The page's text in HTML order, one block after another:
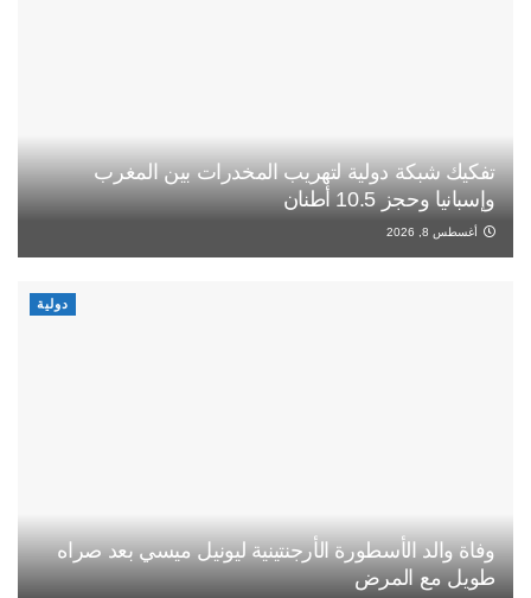
تفكيك شبكة دولية لتهريب المخدرات بين المغرب
وإسبانيا وحجز 10.5 أطنان
أغسطس 8, 2026
دولية
وفاة والد الأسطورة الأرجنتينية ليونيل ميسي بعد صراه
طويل مع المرض